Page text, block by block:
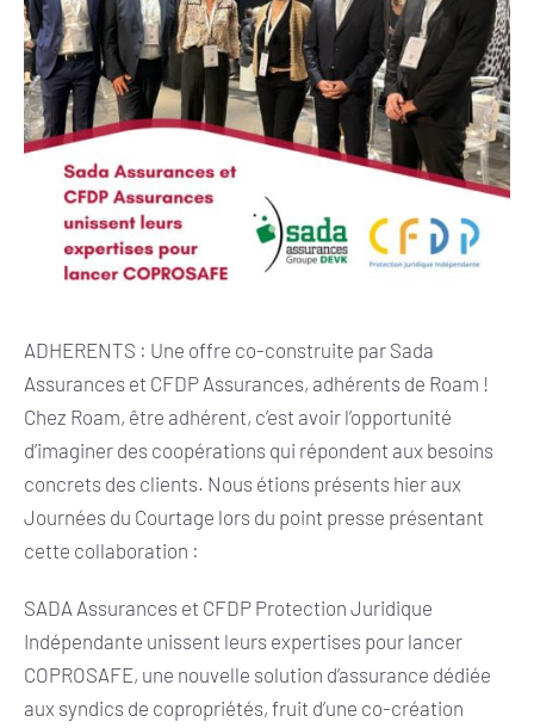
ADHERENTS : Une offre co-construite par Sada
Assurances et CFDP Assurances, adhérents de Roam !
Chez Roam, être adhérent, c’est avoir l’opportunité
d’imaginer des coopérations qui répondent aux besoins
concrets des clients. Nous étions présents hier aux
Journées du Courtage lors du point presse présentant
cette collaboration :
SADA Assurances et CFDP Protection Juridique
Indépendante unissent leurs expertises pour lancer
COPROSAFE, une nouvelle solution d’assurance dédiée
aux syndics de copropriétés, fruit d’une co-création